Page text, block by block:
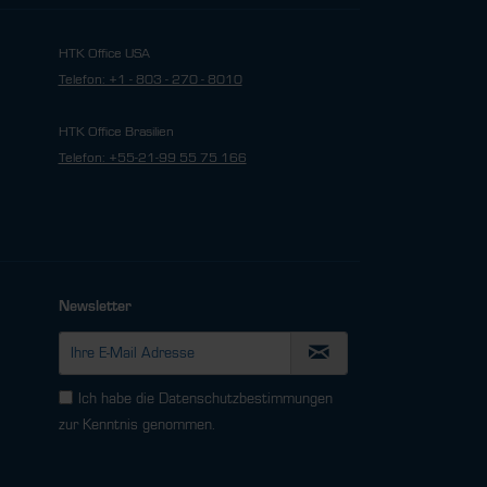
HTK Office USA
Telefon: +1 - 803 - 270 - 8010
HTK Office Brasilien
Telefon: +55-21-99 55 75 166
Newsletter
Ich habe die Datenschutzbestimmungen
zur Kenntnis genommen.